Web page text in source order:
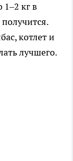
кг в
котлет и
лучшего.